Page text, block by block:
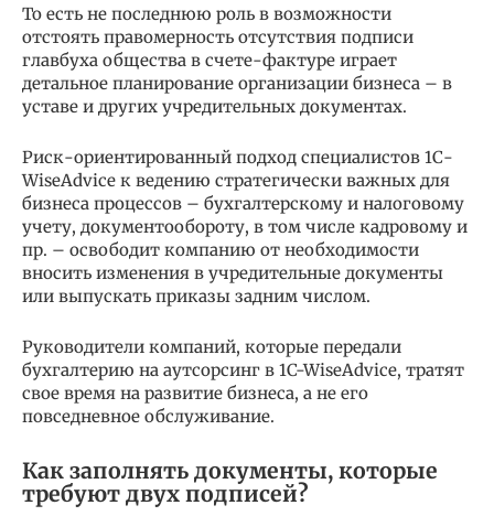
То есть не последнюю роль в возможности
отстоять правомерность отсутствия подписи
главбуха общества в счете-фактуре играет
детальное планирование организации бизнеса – в
уставе и других учредительных документах.
Риск-ориентированный подход специалистов 1С-
WiseAdvice к ведению стратегически важных для
бизнеса процессов – бухгалтерскому и налоговому
учету, документообороту, в том числе кадровому и
пр. – освободит компанию от необходимости
вносить изменения в учредительные документы
или выпускать приказы задним числом.
Руководители компаний, которые передали
бухгалтерию на аутсорсинг в 1C-WiseAdvice, тратят
свое время на развитие бизнеса, а не его
повседневное обслуживание.
Как заполнять документы, которые
требуют двух подписей?